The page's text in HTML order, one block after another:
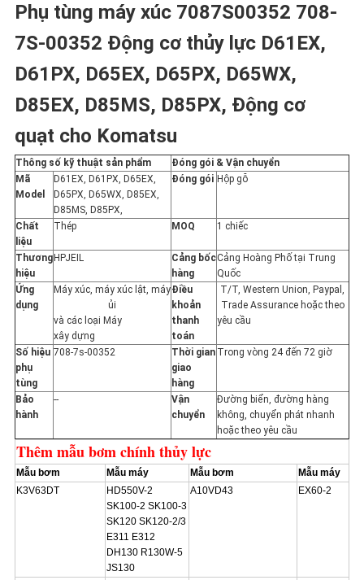
SƠ
ĐỒ
TRANG
WEB
PRIVACY
POLICY
Phụ tùng máy xúc 7087S00352 708-
7S-00352 Động cơ thủy lực D61EX,
D61PX, D65EX, D65PX, D65WX,
D85EX, D85MS, D85PX, Động cơ
quạt cho Komatsu
Thông số kỹ thuật sản phẩm
Đóng gói & Vận chuyển
Mã
Model
D61EX, D61PX, D65EX,
D65PX, D65WX, D85EX,
D85MS, D85PX,
Đóng gói Hộp gỗ
Chất
liệu
Thép MOQ 1 chiếc
Thương
hiệu
HPJEIL
Cảng bốc
hàng
Cảng Hoàng Phố tại Trung
Quốc
Ứng
dụng
Máy xúc, máy xúc lật, máy
ủi
và các loại Máy
xây dựng
Điều
khoản
thanh
toán
T/T, Western Union, Paypal,
Trade Assurance hoặc theo
yêu cầu
Số hiệu
phụ
tùng
708-7s-00352
Thời gian
giao
hàng
Trong vòng 24 đến 72 giờ
Bảo
hành
--
Vận
chuyển
Đường biển, đường hàng
không, chuyển phát nhanh
hoặc theo yêu cầu
Thêm mẫu bơm chính thủy lực
Mẫu bơm Mẫu máy Mẫu bơm
Mẫu máy
K3V63DT
HD550V-2
SK100-2 SK100-3
SK120 SK120-2/3
E311 E312
DH130 R130W-5
JS130
A10VD43 EX60-2